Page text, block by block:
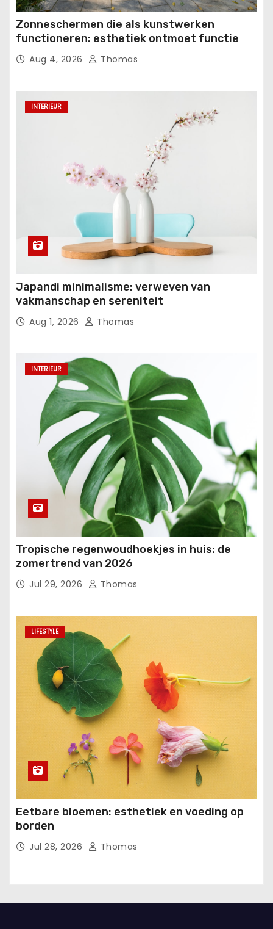
Zonneschermen die als kunstwerken
functioneren: esthetiek ontmoet functie
Aug 4, 2026 Thomas
INTERIEUR
Japandi minimalisme: verweven van
vakmanschap en sereniteit
Aug 1, 2026 Thomas
INTERIEUR
Tropische regenwoudhoekjes in huis: de
zomertrend van 2026
Jul 29, 2026 Thomas
LIFESTYLE
Eetbare bloemen: esthetiek en voeding op
borden
Jul 28, 2026 Thomas